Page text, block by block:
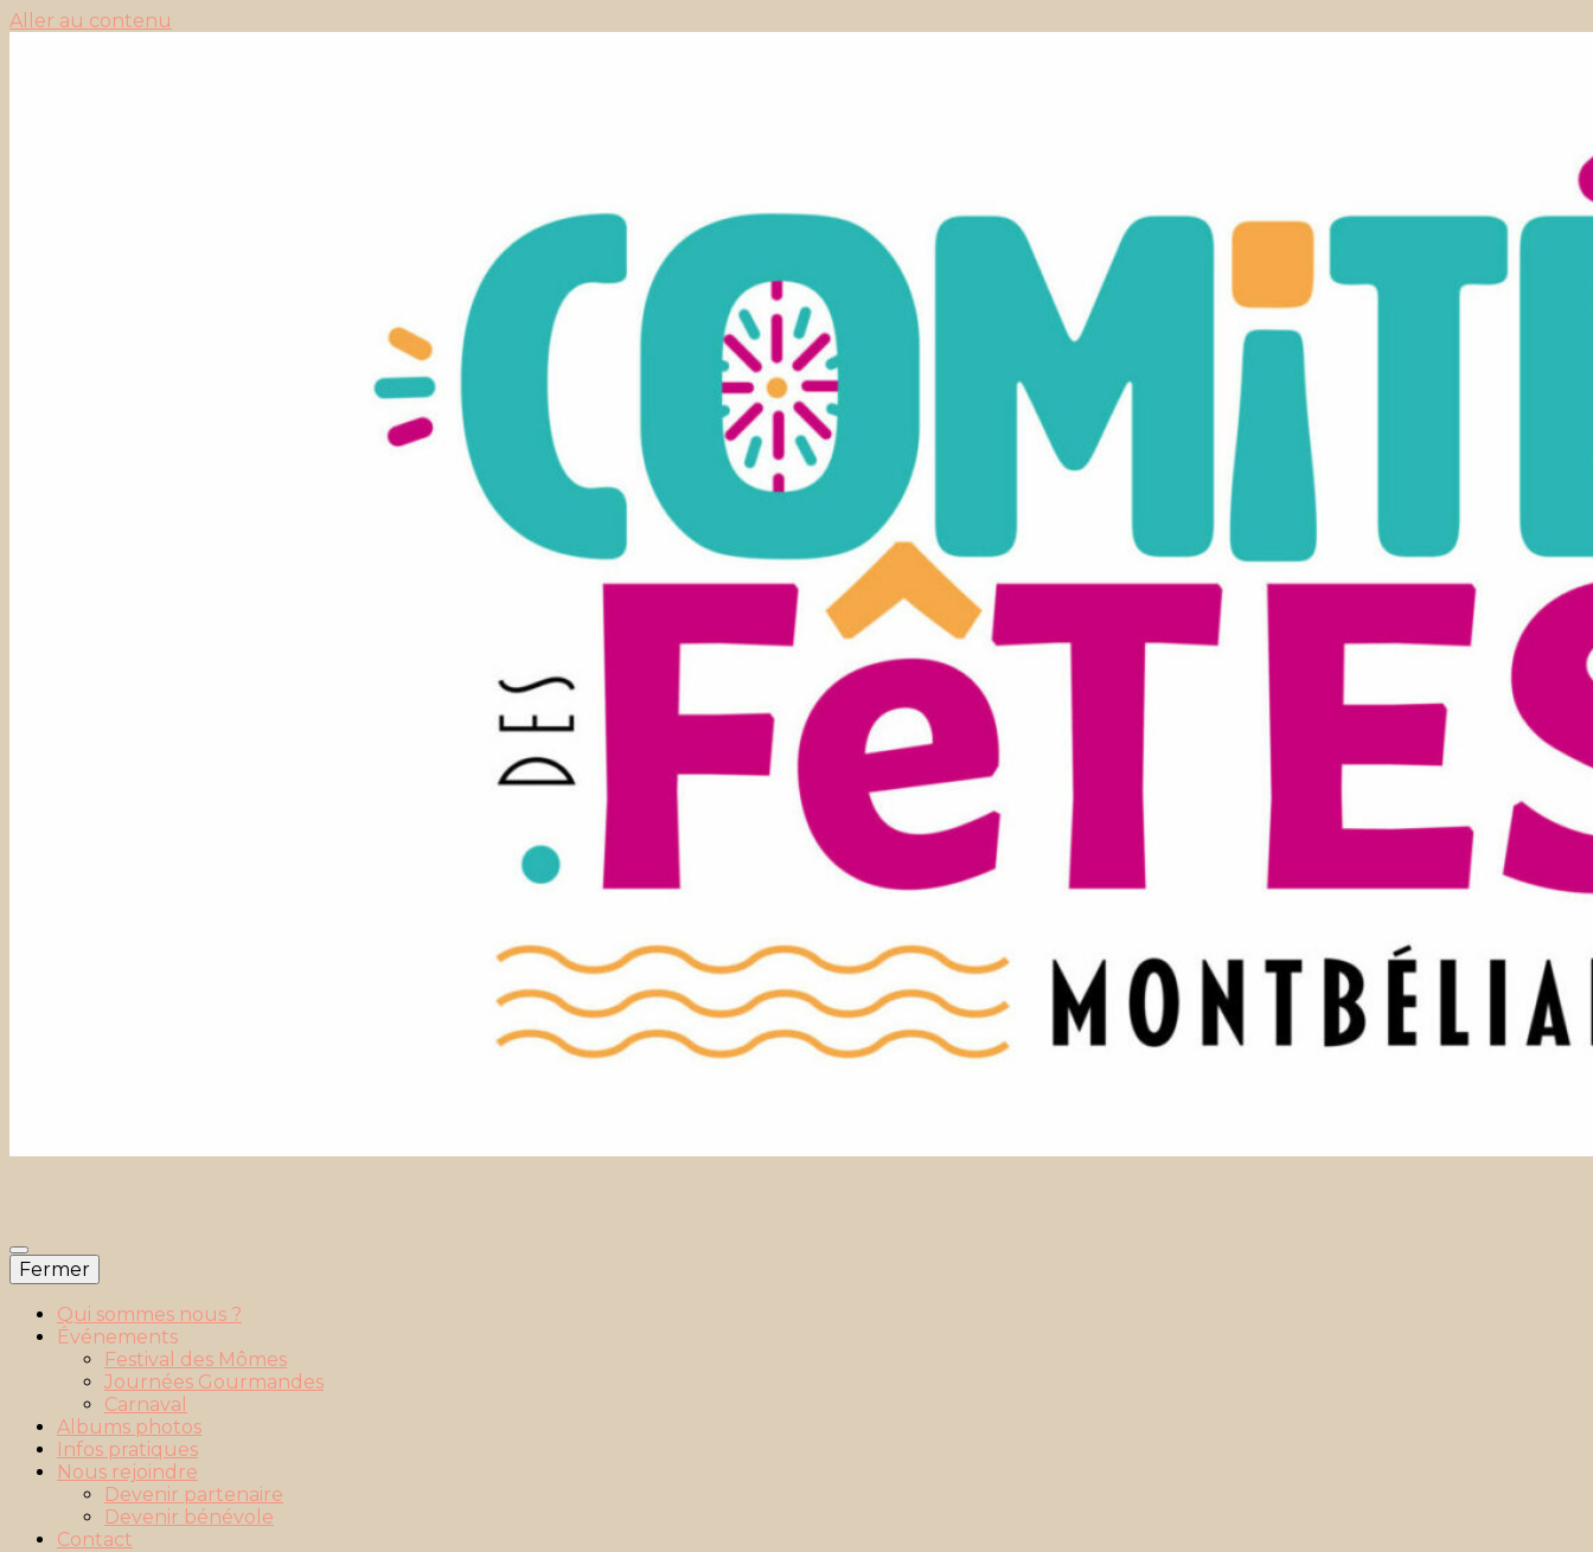
Aller au contenu
Fermer
Qui sommes nous ?
Événements
Festival des Mômes
Journées Gourmandes
Carnaval
Albums photos
Infos pratiques
Nous rejoindre
Devenir partenaire
Devenir bénévole
Contact